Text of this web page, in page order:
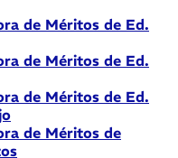
de Méritos de Ed.
de Méritos de Ed.
de Méritos de Ed.
de Méritos de